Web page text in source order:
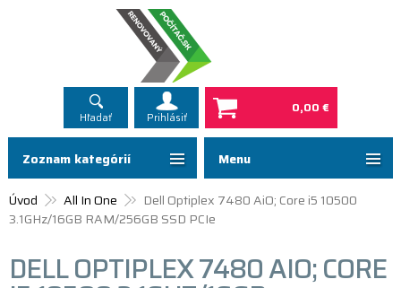
Hľadať Prihlásiť
0,00 €
Menu
Úvod All In One
Dell Optiplex 7480 AiO; Core i5 10500
3.1GHz/16GB RAM/256GB SSD PCIe
DELL OPTIPLEX 7480 AIO; CORE
Zoznam kategórií